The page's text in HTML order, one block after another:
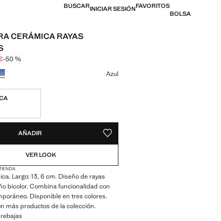
BUSCARINICIAR SESIÓNFAVORITOS
BOLSA
CERÁMICA RAYAS
[9,99 € ]
€ ]
-50 %
color
Azul
AÑADIR GUARDAR COMO FAVORITO
VER LOOK
Largo: 13, 6 cm. Diseño de rayas
bicolor. Combina funcionalidad con
Disponible en tres colores.
más productos de la colección.